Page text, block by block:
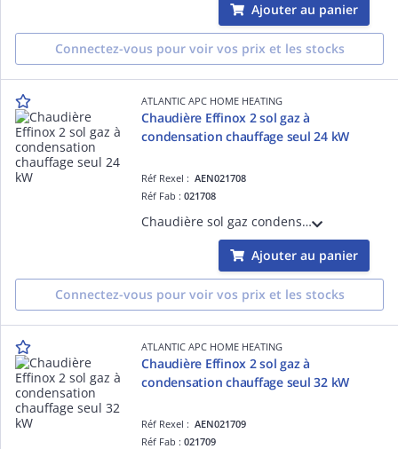
Ajouter au panier
Connectez-vous pour voir vos prix et les stocks
ATLANTIC APC HOME HEATING
Chaudière Effinox 2 sol gaz à
condensation chauffage seul 24 kW
Réf Rexel :AEN021708
Réf Fab :021708
Chaudière sol gaz condensation, chauffage seul, 24 kW cheminée / ventouse (avec possibilité d'ECS déportée en option)
Ajouter au panier
Connectez-vous pour voir vos prix et les stocks
ATLANTIC APC HOME HEATING
Chaudière Effinox 2 sol gaz à
condensation chauffage seul 32 kW
Réf Rexel :AEN021709
Réf Fab :021709